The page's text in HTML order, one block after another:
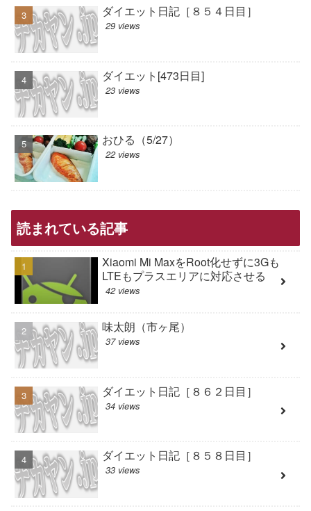
ダイエット日記［８５４日目］
29 views
ダイエット[473日目]
23 views
おひる（5/27）
22 views
読まれている記事
Xiaomi Mi MaxをRoot化せずに3Gも
LTEもプラスエリアに対応させる
42 views
味太朗（市ヶ尾）
37 views
ダイエット日記［８６２日目］
34 views
ダイエット日記［８５８日目］
33 views